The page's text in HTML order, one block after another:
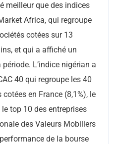
meilleur que des indices
Africa, qui regroupe
cotées sur 13
et qui a affiché un
L’indice nigérian a
40 qui regroupe les 40
en France (8,1%), le
top 10 des entreprises
des Valeurs Mobiliers
de la bourse